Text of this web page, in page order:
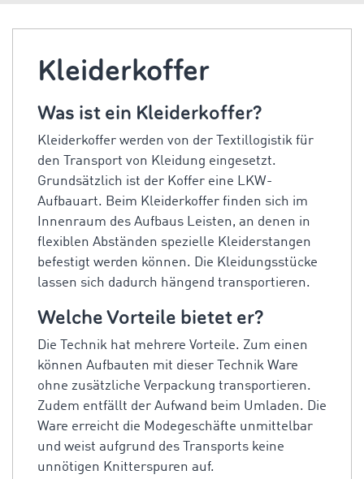
Kleiderkoffer
Was ist ein Kleiderkoffer?
Kleiderkoffer werden von der Textillogistik für
den Transport von Kleidung eingesetzt.
Grundsätzlich ist der Koffer eine LKW-
Aufbauart. Beim Kleiderkoffer finden sich im
Innenraum des Aufbaus Leisten, an denen in
flexiblen Abständen spezielle Kleiderstangen
befestigt werden können. Die Kleidungsstücke
lassen sich dadurch hängend transportieren.
Welche Vorteile bietet er?
Die Technik hat mehrere Vorteile. Zum einen
können Aufbauten mit dieser Technik Ware
ohne zusätzliche Verpackung transportieren.
Zudem entfällt der Aufwand beim Umladen. Die
Ware erreicht die Modegeschäfte unmittelbar
und weist aufgrund des Transports keine
unnötigen Knitterspuren auf.